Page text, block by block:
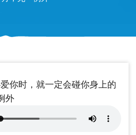
爱你时，就一定会碰你身上的
外